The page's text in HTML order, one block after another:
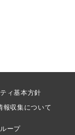
ィ基本方針
報収集について
ープ